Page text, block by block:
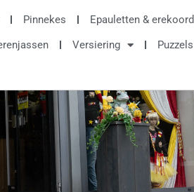
Pinnekes Epauletten &
Versiering